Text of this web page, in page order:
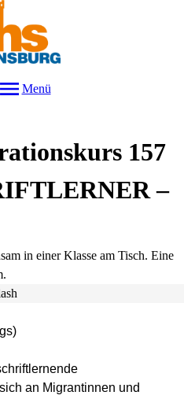
Menü
157
–
an Migrantinnen und